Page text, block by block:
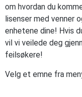
om hvordan du
lisenser med venner
enhetene dine! Hvis
vil vi veilede deg
feilsøkere!
Velg et emne fra